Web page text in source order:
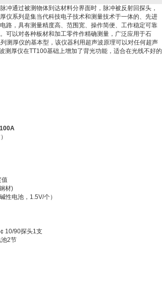
冲通过被测物体到达材料分界面时，脉冲被反射回探头，
仪系列是集当代科技电子技术和测量技术于一体的、先进
路，具有测量精度高、范围宽、操作简便、工作稳定可靠
可以对各种板材和加工零件作精确测量，广泛应用于石
测厚仪的基本型，该仪器利用超声波原理可以对任何超声
测厚仪在TT100基础上增加了背光功能，适合在光线不好的
材)
性电池，1.5V/个）
10/90探头1支
2节